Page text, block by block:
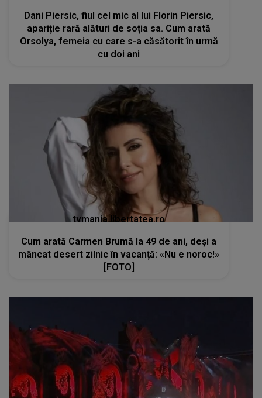
Dani Piersic, fiul cel mic al lui Florin Piersic,
apariție rară alături de soția sa. Cum arată
Orsolya, femeia cu care s-a căsătorit în urmă
cu doi ani
tvmania.libertatea.ro
Cum arată Carmen Brumă la 49 de ani, deși a
mâncat desert zilnic în vacanță: «Nu e noroc!»
[FOTO]